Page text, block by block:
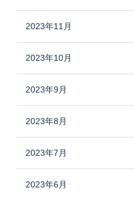
2023年11月
2023年10月
2023年9月
2023年8月
2023年7月
2023年6月